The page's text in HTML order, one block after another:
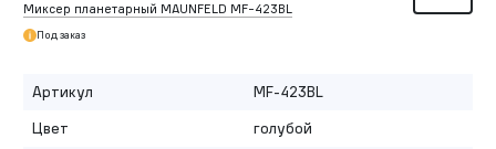
Миксер планетарный MAUNFELD MF-423BL
Под заказ
Артикул
MF-423BL
Цвет
голубой